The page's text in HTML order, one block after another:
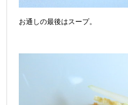
お通しの最後はスープ。